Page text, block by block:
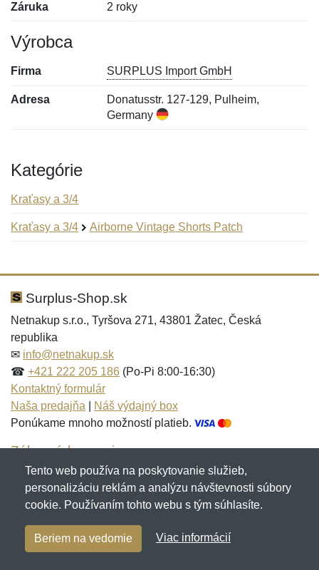
Záruka 2 roky
Výrobca
Firma SURPLUS Import GmbH
Adresa
Donatusstr. 127-129, Pulheim,
Germany
Kategórie
Kraťasy a 3/4
Kraťasy a 3/4 Airborne Vintage Shorts Patch
Hodnotenie:
Meno:*
E-mail:
Správa*
Meno:
E-mail:*
Správa*
Surplus-Shop.sk
Netnakup s.r.o., Tyršova 271, 43801 Žatec, Česká
republika
✉ info@netnakup.sk
☎ +421 222 205 186 (Po-Pi 8:00-16:30)
Kontaktný formulár
Naša predajňa
Náš výdajný box
Ponúkame mnoho možností platieb.
Zákaznícky servis
Novinky emailom
Copyright © 2007-2026 (19 rokov s vami)Netnakup.sk
NetIQ. Všetky práva vyhradené.
Tento web používa na poskytovanie služieb,
personalizáciu reklám a analýzu návštevnosti súbory
cookie. Používaním tohto webu s tým súhlasíte.
Beriem na vedomie Viac informácií